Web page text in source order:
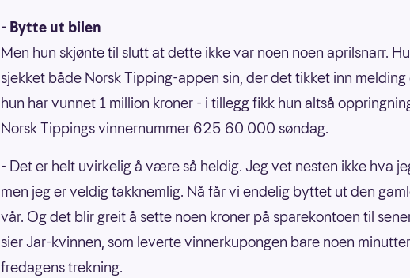
- Bytte ut bilen
Men hun skjønte til slutt at dette ikke var noen noen aprilsnarr.
sjekket både Norsk Tipping-appen sin, der det tikket inn melding
hun har vunnet 1 million kroner - i tillegg fikk hun altså
Norsk Tippings vinnernummer 625 60 000 søndag.
- Det er helt uvirkelig å være så heldig. Jeg vet nesten ikke hva
men jeg er veldig takknemlig. Nå får vi endelig byttet ut den
vår. Og det blir greit å sette noen kroner på sparekontoen til
sier Jar-kvinnen, som leverte vinnerkupongen bare noen
fredagens trekning.